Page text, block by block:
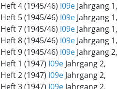
Heft 4 (1945/46) I09eJahrgang 1,
Heft 5 (1945/46) I09eJahrgang 1,
Heft 7 (1945/46) I09eJahrgang 1,
Heft 8 (1945/46) I09eJahrgang 1,
Heft 9 (1945/46) I09eJahrgang 2,
Heft 1 (1947) I09eJahrgang 2,
Heft 2 (1947) I09eJahrgang 2,
Heft 3 (1947) I09eJahrgang 2,